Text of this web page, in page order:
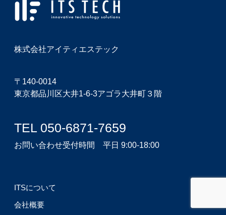
株式会社アイティエステック
〒140-0014
東京都品川区大井1-6-3アゴラ大井町３階
TEL 050-6871-7659
お問い合わせ受付時間 平日 9:00-18:00
ITSについて
会社概要